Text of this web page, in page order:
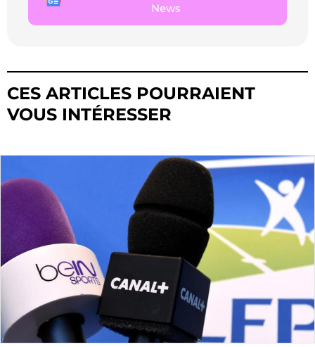
News
CES ARTICLES POURRAIENT
VOUS INTÉRESSER